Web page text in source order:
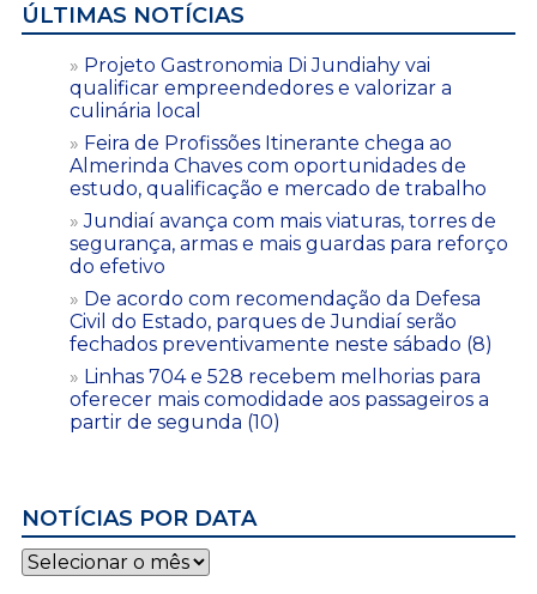
ÚLTIMAS NOTÍCIAS
Projeto Gastronomia Di Jundiahy vai
qualificar empreendedores e valorizar a
culinária local
Feira de Profissões Itinerante chega ao
Almerinda Chaves com oportunidades de
estudo, qualificação e mercado de trabalho
Jundiaí avança com mais viaturas, torres de
segurança, armas e mais guardas para reforço
do efetivo
De acordo com recomendação da Defesa
Civil do Estado, parques de Jundiaí serão
fechados preventivamente neste sábado (8)
Linhas 704 e 528 recebem melhorias para
oferecer mais comodidade aos passageiros a
partir de segunda (10)
NOTÍCIAS POR DATA
Notícias
por